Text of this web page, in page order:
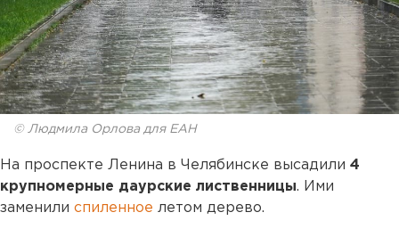
© Людмила Орлова для ЕАН
На проспекте Ленина в Челябинске высадили 4
крупномерные даурские лиственницы. Ими
заменили спиленное летом дерево.